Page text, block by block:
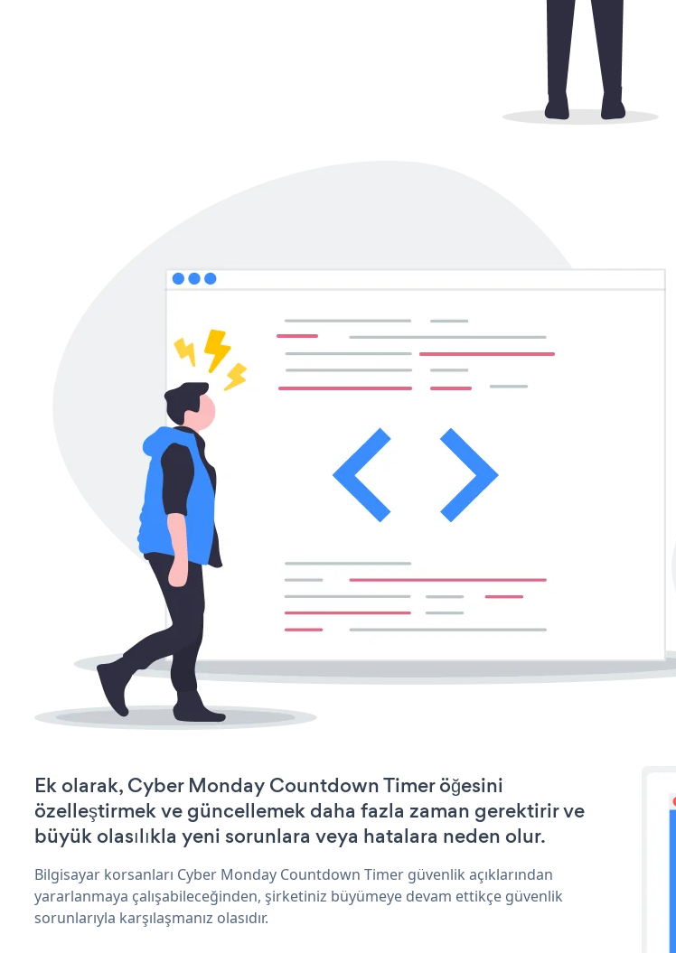
Ek olarak, Cyber Monday Countdown Timer öğesini
özelleştirmek ve güncellemek daha fazla zaman gerektirir ve
büyük olasılıkla yeni sorunlara veya hatalara neden olur.
Bilgisayar korsanları Cyber Monday Countdown Timer güvenlik açıklarından
yararlanmaya çalışabileceğinden, şirketiniz büyümeye devam ettikçe güvenlik
sorunlarıyla karşılaşmanız olasıdır.